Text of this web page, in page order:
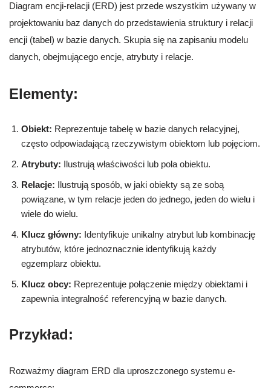
Diagram encji-relacji (ERD) jest przede wszystkim używany w
projektowaniu baz danych do przedstawienia struktury i relacji
encji (tabel) w bazie danych. Skupia się na zapisaniu modelu
danych, obejmującego encje, atrybuty i relacje.
Elementy:
Obiekt: Reprezentuje tabelę w bazie danych relacyjnej,
często odpowiadającą rzeczywistym obiektom lub pojęciom.
Atrybuty: Ilustrują właściwości lub pola obiektu.
Relacje: Ilustrują sposób, w jaki obiekty są ze sobą
powiązane, w tym relacje jeden do jednego, jeden do wielu i
wiele do wielu.
Klucz główny: Identyfikuje unikalny atrybut lub kombinację
atrybutów, które jednoznacznie identyfikują każdy
egzemplarz obiektu.
Klucz obcy: Reprezentuje połączenie między obiektami i
zapewnia integralność referencyjną w bazie danych.
Przykład:
Rozważmy diagram ERD dla uproszczonego systemu e-